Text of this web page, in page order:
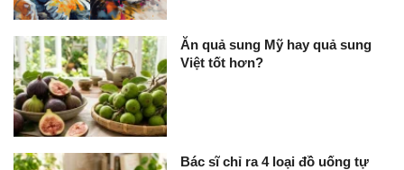
Ăn quả sung Mỹ hay quả sung
Việt tốt hơn?
Bác sĩ chỉ ra 4 loại đồ uống tự